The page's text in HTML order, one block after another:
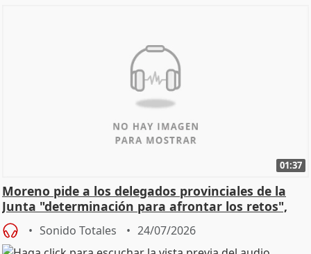
01:37
Moreno pide a los delegados provinciales de la
Junta "determinación para afrontar los retos",
diálog
Sonido Totales 24/07/2026